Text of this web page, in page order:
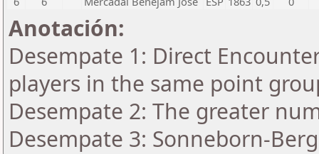
Anotación:
Desempate 1: Direct
players in the same point
Desempate 2: The greater
Desempate 3: Sonneborn-